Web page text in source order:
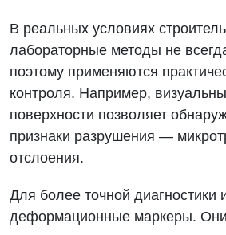
В реальных условиях
лабораторные методы не
поэтому применяются
контроля. Например,
поверхности позволяет
признаки разрушения —
отслоения.
Для более точной диагностики
деформационные маркеры. Они